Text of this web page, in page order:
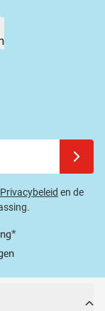
Privacybeleid en de